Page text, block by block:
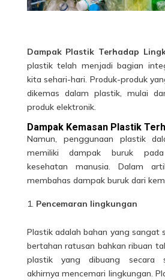
Dampak Plastik Terhadap
plastik telah menjadi bagian
kita sehari-hari. Produk-produk
dikemas dalam plastik, mulai
produk elektronik.
Dampak Kemasan Plastik
Namun, penggunaan plastik
memiliki dampak buruk
kesehatan manusia. Dalam
membahas dampakburuk dari
Pencemaran lingkungan
Plastik adalah bahan yang sangat
bertahan ratusan bahkan ribuan
plastikyang dibuang secara
akhirnya mencemari lingkungan.